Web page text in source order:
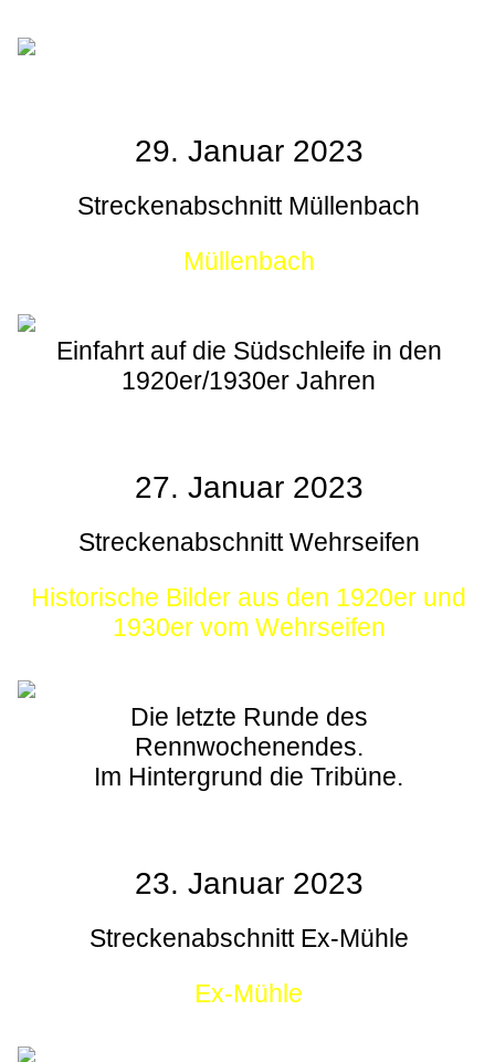
29. Januar 2023
Streckenabschnitt Müllenbach
Müllenbach
Einfahrt auf die Südschleife in den
1920er/1930er Jahren
27. Januar 2023
Streckenabschnitt Wehrseifen
Historische Bilder aus den 1920er und
1930er vom Wehrseifen
Die letzte Runde des
Rennwochenendes.
Im Hintergrund die Tribüne.
23. Januar 2023
Streckenabschnitt Ex-Mühle
Ex-Mühle